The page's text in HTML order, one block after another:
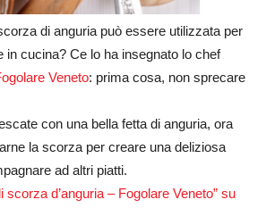
di anguria può essere utilizzata per
in cucina? Ce lo ha insegnato lo chef
Veneto: prima cosa, non sprecare
con una bella fetta di anguria, ora
la scorza per creare una deliziosa
ad altri piatti.
scorza d’anguria – Fogolare Veneto” su